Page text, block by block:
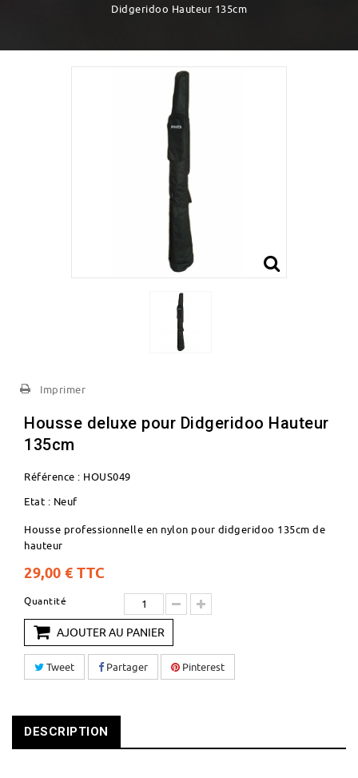
Didgeridoo Hauteur 135cm
Imprimer
Housse deluxe pour Didgeridoo Hauteur
135cm
Référence : HOUS049
Etat : Neuf
Housse professionnelle en nylon pour didgeridoo 135cm de
hauteur
29,00 € TTC
Quantité
AJOUTER AU PANIER
Tweet Partager Pinterest
DESCRIPTION